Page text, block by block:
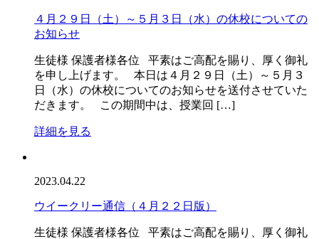
４月２９日（土）～５月３日（水）の休校についての
お知らせ
生徒様 保護者様各位 平素はご高配を賜り、厚く御礼
を申し上げます。 本日は４月２９日（土）～５月３
日（水）の休校についてのお知らせを送付させていた
だきます。 この期間中は、授業回 […]
詳細を見る
2023.04.22
ウイークリー通信（４月２２日版）
生徒様 保護者様各位 平素はご高配を賜り、厚く御礼